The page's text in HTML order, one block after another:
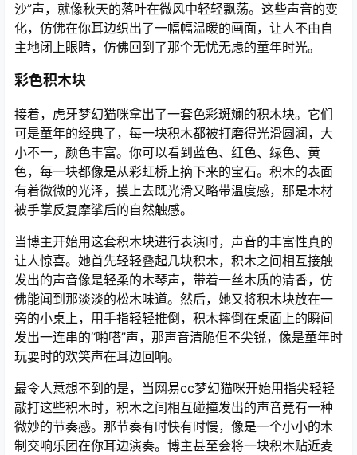
沙”声，就像秋天的落叶在微风中轻轻飘荡。这些声音的变
化，仿佛在你耳边织出了一幅幅温暖的画面，让人不由自
主地闭上眼睛，仿佛回到了那个无忧无虑的童年时光。
彩色积木块
接着，虎牙梦幻猫咪拿出了一套色彩斑斓的积木块。它们
可是童年的经典了，每一块积木都被打磨得光滑圆润，大
小不一，颜色丰富。你可以看到蓝色、红色、绿色、黄
色，每一块都像是从彩虹桥上摘下来的宝石。积木的表面
有着微微的光泽，摸上去既光滑又略带温度感，那是木材
被手掌反复摩挲后的自然触感。
当博主开始用这套积木块进行表演时，声音的丰富性真的
让人惊喜。她首先轻轻叠起几块积木，积木之间相互接触
发出的声音像是轻柔的木琴声，带着一丝木质的清香，仿
佛能闻到那淡淡的松木味道。然后，她又将积木块放在一
旁的小桌上，用手指轻轻推倒，积木摔倒在桌面上的瞬间
发出一连串的“啪嗒”声，那声音清脆但不尖锐，像是童年时
玩耍时的欢笑声在耳边回响。
最令人意想不到的是，当网易cc梦幻猫咪开始用指尖轻轻
敲打这些积木时，积木之间相互碰撞发出的声音竟有一种
微妙的节奏感。那节奏有时快有时慢，像是一个小小的木
制交响乐团在你耳边演奏。博主甚至会将一块积木贴近麦